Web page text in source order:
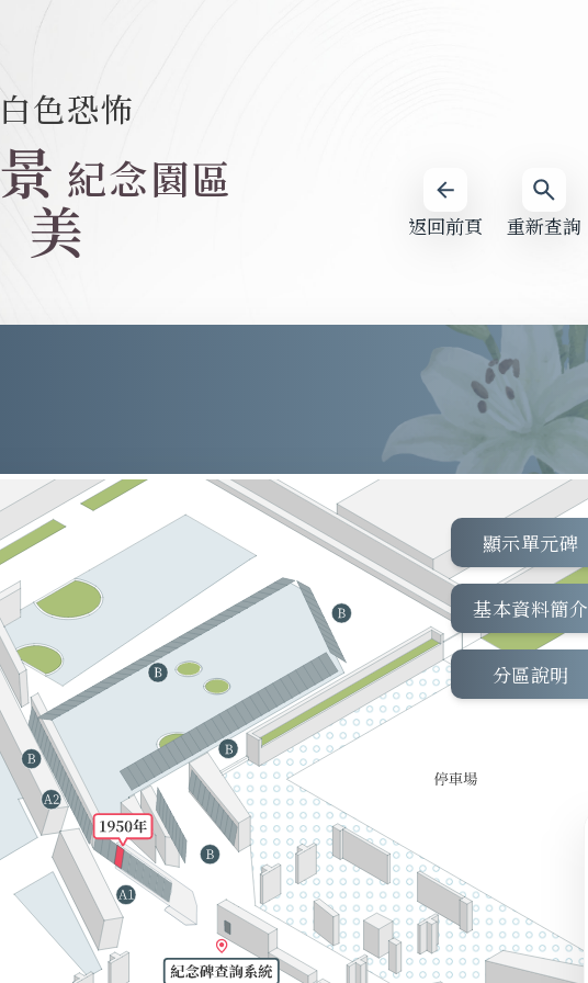
重新查詢
返回前頁
白色恐怖
景
美
紀念園區
顯示單元碑
基本資料簡介
分區說明